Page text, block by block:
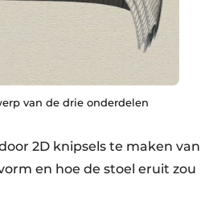
van de drie onderdelen
2D knipsels te maken van
en hoe de stoel eruit zou